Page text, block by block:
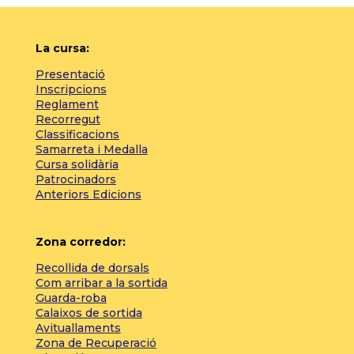
La cursa:
Presentació
Inscripcions
Reglament
Recorregut
Classificacions
Samarreta i Medalla
Cursa solidària
Patrocinadors
Anteriors Edicions
Zona corredor:
Recollida de dorsals
Com arribar a la sortida
Guarda-roba
Calaixos de sortida
Avituallaments
Zona de Recuperació